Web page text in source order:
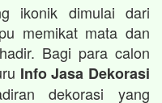
ikonik dimulai dari
memikat mata dan
Bagi para calon
Info Jasa Dekorasi
dekorasi yang